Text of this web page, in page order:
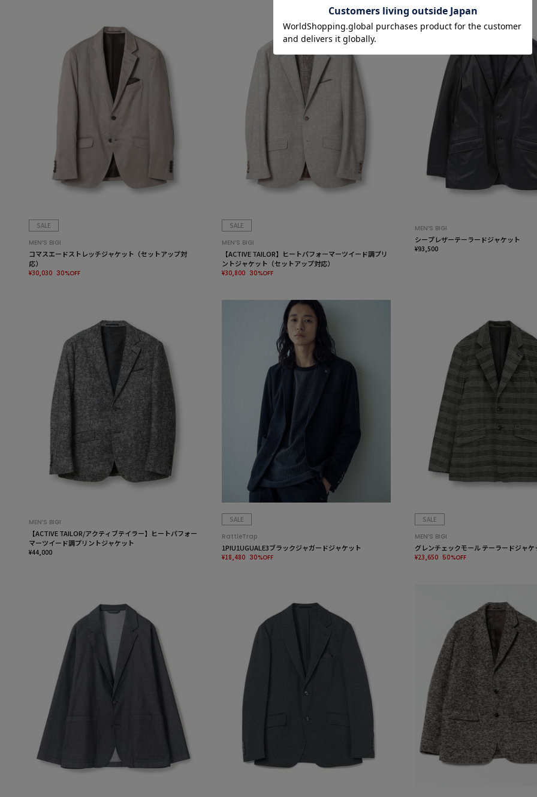
SALE
MEN’S BIGI
コマスエードストレッチジャケット（セットアップ対
応）
¥30,030 30%OFF
SALE
MEN’S BIGI
【ACTIVE TAILOR】ヒートパフォーマーツイード調プリ
ントジャケット（セットアップ対応）
¥30,800 30%OFF
MEN’S BIGI
シープレザーテーラードジャケット
¥93,500
MEN’S BIGI
【ACTIVE TAILOR/アクティブテイラー】ヒートパフォー
マーツイード調プリントジャケット
¥44,000
SALE
RattleTrap
1PIU1UGUALE3ブラックジャガードジャケット
¥18,480 30%OFF
SALE
MEN’S BIGI
グレンチェックモール テーラードジャケ
¥23,650 50%OFF